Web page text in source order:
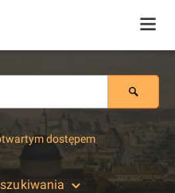
dostępem